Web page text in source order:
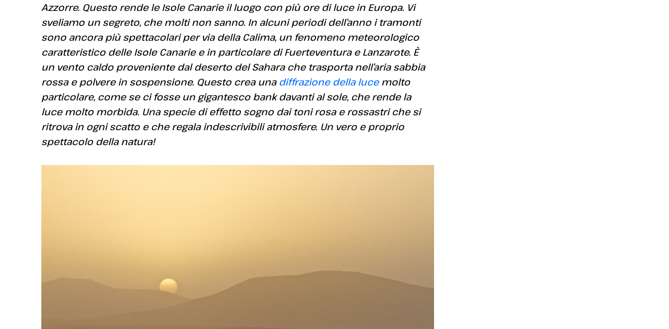
Azzorre. Questo rende le Isole Canarie il luogo con più ore di luce in Europa. Vi
sveliamo un segreto, che molti non sanno. In alcuni periodi dell’anno i tramonti
sono ancora più spettacolari per via della Calima, un fenomeno meteorologico
caratteristico delle Isole Canarie e in particolare di Fuerteventura e Lanzarote. È
un vento caldo proveniente dal deserto del Sahara che trasporta nell’aria sabbia
rossa e polvere in sospensione. Questo crea unadiffrazione della luce molto
particolare, come se ci fosse un gigantesco bank davanti al sole, che rende la
luce molto morbida. Una specie di effetto sogno dai toni rosa e rossastri che si
ritrova in ogni scatto e che regala indescrivibili atmosfere. Un vero e proprio
spettacolo della natura!